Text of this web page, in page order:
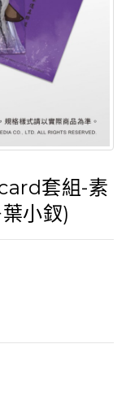
套組-素
小釵)